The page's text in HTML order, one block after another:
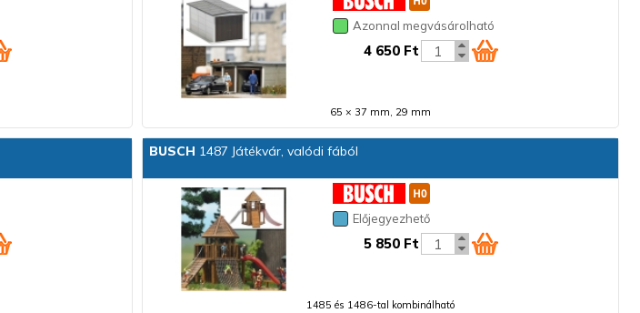
Azonnal megvásárolható
4 650 Ft
65 × 37 mm, 29 mm
BUSCH 1487 Játékvár, valódi fából
Előjegyezhető
5 850 Ft
1485 és 1486-tal kombinálható